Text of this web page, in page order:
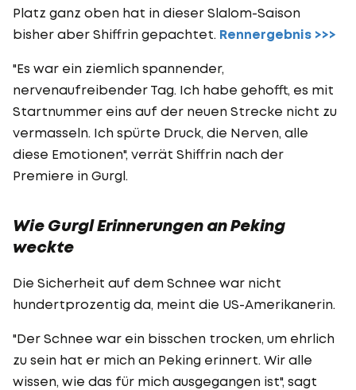
Platz ganz oben hat in dieser Slalom-Saison
bisher aber Shiffrin gepachtet. Rennergebnis >>>
"Es war ein ziemlich spannender,
nervenaufreibender Tag. Ich habe gehofft, es mit
Startnummer eins auf der neuen Strecke nicht zu
vermasseln. Ich spürte Druck, die Nerven, alle
diese Emotionen", verrät Shiffrin nach der
Premiere in Gurgl.
Wie Gurgl Erinnerungen an Peking
weckte
Die Sicherheit auf dem Schnee war nicht
hundertprozentig da, meint die US-Amerikanerin.
"Der Schnee war ein bisschen trocken, um ehrlich
zu sein hat er mich an Peking erinnert. Wir alle
wissen, wie das für mich ausgegangen ist", sagt